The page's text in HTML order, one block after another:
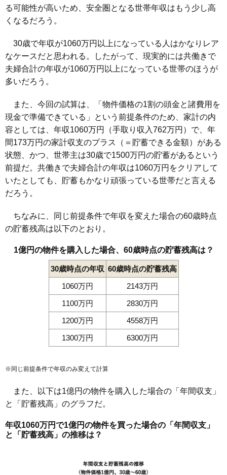
る可能性が高いため、安全圏となる世帯年収はもう少し高
くなるだろう。
30歳で年収が1060万円以上になっている人はかなりレア
なケースだと思われる。したがって、現実的には共働きで
夫婦合計の年収が1060万円以上になっている世帯のほうが
多いだろう。
また、今回の試算は、「物件価格の1割の頭金と諸費用を
現金で準備できている」という前提条件のため、家計の内
容としては、年収1060万円（手取り収入762万円）で、年
間173万円の家計収支のプラス（＝貯蓄できる金額）がある
状態、かつ、世帯主は30歳で1500万円の貯蓄があるという
前提だ。共働きで夫婦合計の年収は1060万円をクリアして
いたとしても、貯蓄もかなり頑張っている世帯だと言える
だろう。
ちなみに、同じ前提条件で年収を変えた場合の60歳時点
の貯蓄残高は以下のとおり。
1億円の物件を購入した場合、60歳時点の貯蓄残高は？
30歳時点の年収 60歳時点の貯蓄残高
1060万円
2143万円
1100万円
2830万円
1200万円
4558万円
1300万円
6300万円
※同じ前提条件で年収のみ変えて計算
また、以下は1億円の物件を購入した場合の「年間収支」
と「貯蓄残高」のグラフだ。
年収1060万円で1億円の物件を買った場合の「年間収支」
と「貯蓄残高」の推移は？